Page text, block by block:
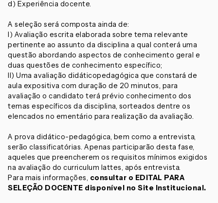
d) Experiência docente.
A seleção será composta ainda de:
I) Avaliação escrita elaborada sobre tema relevante
pertinente ao assunto da disciplina a qual conterá uma
questão abordando aspectos de conhecimento geral e
duas questões de conhecimento específico;
II) Uma avaliação didáticopedagógica que constará de
aula expositiva com duração de 20 minutos, para
avaliação o candidato terá prévio conhecimento dos
temas específicos da disciplina, sorteados dentre os
elencados no ementário para realização da avaliação.
A prova didático-pedagógica, bem como a entrevista,
serão classificatórias. Apenas participarão desta fase,
aqueles que preencherem os requisitos mínimos exigidos
na avaliação do curriculum lattes, após entrevista.
Para mais informações, consultar o EDITAL PARA
SELEÇÃO DOCENTE disponível no Site Institucional.